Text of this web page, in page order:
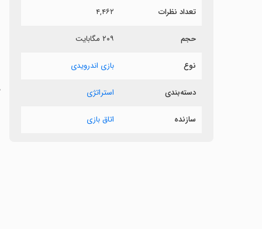
تعداد نظرات ۴,۴۶۲
حجم ۲۰۹ مگابایت
نوع بازی اندرویدی
دسته‌بندی استراتژی
سازنده اتاق بازی